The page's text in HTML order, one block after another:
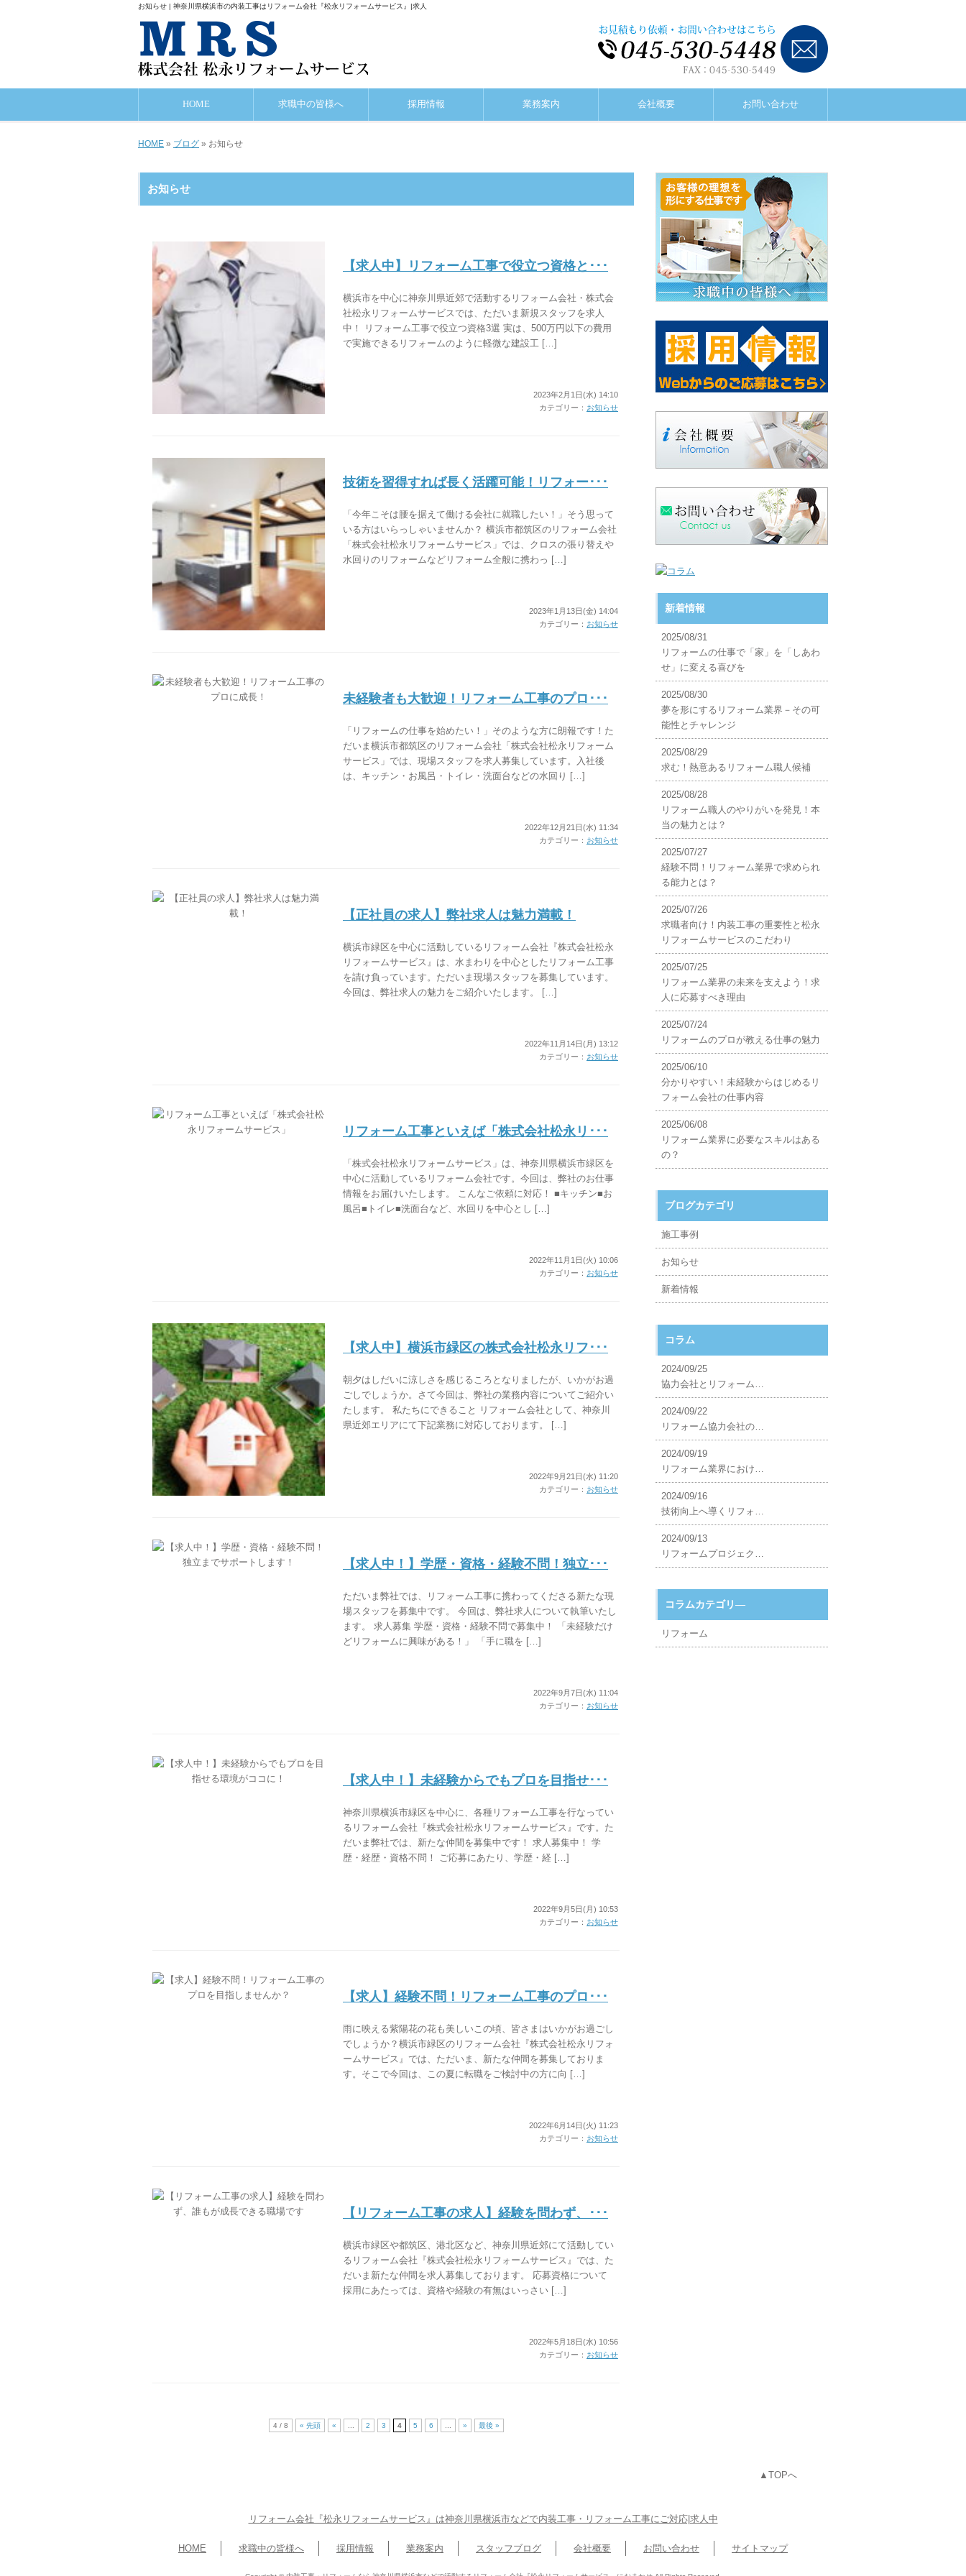
お知らせ | 神奈川県横浜市の内装工事はリフォーム会社『松永リフォームサービス』|求人
HOME 求職中の皆様へ 採用情報 業務案内 会社概要 お問い合わせ
HOME » ブログ » お知らせ
お知らせ
【求人中】リフォーム工事で役立つ資格と･･･
横浜市を中心に神奈川県近郊で活動するリフォーム会社・株式会
社松永リフォームサービスでは、ただいま新規スタッフを求人
中！ リフォーム工事で役立つ資格3選 実は、500万円以下の費用
で実施できるリフォームのように軽微な建設工 […]
2023年2月1日(水) 14:10
カテゴリー： お知らせ
技術を習得すれば長く活躍可能！リフォー･･･
「今年こそは腰を据えて働ける会社に就職したい！」そう思って
いる方はいらっしゃいませんか？ 横浜市都筑区のリフォーム会社
「株式会社松永リフォームサービス」では、クロスの張り替えや
水回りのリフォームなどリフォーム全般に携わっ […]
2023年1月13日(金) 14:04
カテゴリー： お知らせ
未経験者も大歓迎！リフォーム工事のプロ･･･
「リフォームの仕事を始めたい！」そのような方に朗報です！た
だいま横浜市都筑区のリフォーム会社「株式会社松永リフォーム
サービス」では、現場スタッフを求人募集しています。入社後
は、キッチン・お風呂・トイレ・洗面台などの水回り […]
2022年12月21日(水) 11:34
カテゴリー： お知らせ
【正社員の求人】弊社求人は魅力満載！
横浜市緑区を中心に活動しているリフォーム会社『株式会社松永
リフォームサービス』は、水まわりを中心としたリフォーム工事
を請け負っています。ただいま現場スタッフを募集しています。
今回は、弊社求人の魅力をご紹介いたします。 […]
2022年11月14日(月) 13:12
カテゴリー： お知らせ
リフォーム工事といえば「株式会社松永リ･･･
「株式会社松永リフォームサービス」は、神奈川県横浜市緑区を
中心に活動しているリフォーム会社です。今回は、弊社のお仕事
情報をお届けいたします。 こんなご依頼に対応！ ■キッチン■お
風呂■トイレ■洗面台など、水回りを中心とし […]
2022年11月1日(火) 10:06
カテゴリー： お知らせ
【求人中】横浜市緑区の株式会社松永リフ･･･
朝夕はしだいに涼しさを感じるころとなりましたが、いかがお過
ごしでしょうか。さて今回は、弊社の業務内容についてご紹介い
たします。 私たちにできること リフォーム会社として、神奈川
県近郊エリアにて下記業務に対応しております。 […]
2022年9月21日(水) 11:20
カテゴリー： お知らせ
【求人中！】学歴・資格・経験不問！独立･･･
ただいま弊社では、リフォーム工事に携わってくださる新たな現
場スタッフを募集中です。 今回は、弊社求人について執筆いたし
ます。 求人募集 学歴・資格・経験不問で募集中！ 「未経験だけ
どリフォームに興味がある！」 「手に職を […]
2022年9月7日(水) 11:04
カテゴリー： お知らせ
【求人中！】未経験からでもプロを目指せ･･･
神奈川県横浜市緑区を中心に、各種リフォーム工事を行なってい
るリフォーム会社『株式会社松永リフォームサービス』です。た
だいま弊社では、新たな仲間を募集中です！ 求人募集中！ 学
歴・経歴・資格不問！ ご応募にあたり、学歴・経 […]
2022年9月5日(月) 10:53
カテゴリー： お知らせ
【求人】経験不問！リフォーム工事のプロ･･･
雨に映える紫陽花の花も美しいこの頃、皆さまはいかがお過ごし
でしょうか？横浜市緑区のリフォーム会社『株式会社松永リフォ
ームサービス』では、ただいま、新たな仲間を募集しておりま
す。そこで今回は、この夏に転職をご検討中の方に向 […]
2022年6月14日(火) 11:23
カテゴリー： お知らせ
【リフォーム工事の求人】経験を問わず、･･･
横浜市緑区や都筑区、港北区など、神奈川県近郊にて活動してい
るリフォーム会社『株式会社松永リフォームサービス』では、た
だいま新たな仲間を求人募集しております。 応募資格について
採用にあたっては、資格や経験の有無はいっさい […]
2022年5月18日(水) 10:56
カテゴリー： お知らせ
4 / 8 « 先頭 « 2 3 4 5 6 » 最後 »
新着情報
2025/08/31
リフォームの仕事で「家」を「しあわ
せ」に変える喜びを
2025/08/30
夢を形にするリフォーム業界－その可
能性とチャレンジ
2025/08/29
求む！熱意あるリフォーム職人候補
2025/08/28
リフォーム職人のやりがいを発見！本
当の魅力とは？
2025/07/27
経験不問！リフォーム業界で求められ
る能力とは？
2025/07/26
求職者向け！内装工事の重要性と松永
リフォームサービスのこだわり
2025/07/25
リフォーム業界の未来を支えよう！求
人に応募すべき理由
2025/07/24
リフォームのプロが教える仕事の魅力
2025/06/10
分かりやすい！未経験からはじめるリ
フォーム会社の仕事内容
2025/06/08
リフォーム業界に必要なスキルはある
の？
ブログカテゴリ
施工事例
お知らせ
新着情報
コラム
2024/09/25
協力会社とリフォーム…
2024/09/22
リフォーム協力会社の…
2024/09/19
リフォーム業界におけ…
2024/09/16
技術向上へ導くリフォ…
2024/09/13
リフォームプロジェク…
コラムカテゴリ―
リフォーム
▲TOPへ
リフォーム会社『松永リフォームサービス』は神奈川県横浜市などで内装工事・リフォーム工事にご対応|求人中
HOME 求職中の皆様へ 採用情報 業務案内 スタッフブログ 会社概要 お問い合わせ サイトマップ